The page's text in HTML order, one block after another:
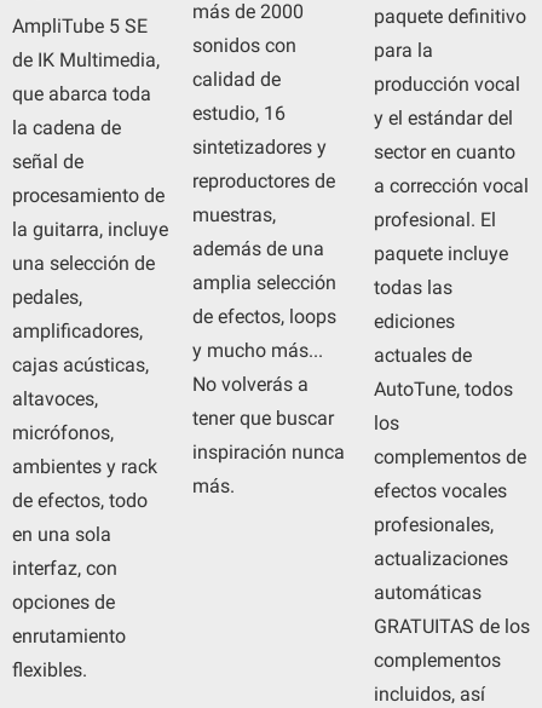
AmpliTube 5 SE
de IK Multimedia,
que abarca toda
la cadena de
señal de
procesamiento de
la guitarra, incluye
una selección de
pedales,
amplificadores,
cajas acústicas,
altavoces,
micrófonos,
ambientes y rack
de efectos, todo
en una sola
interfaz, con
opciones de
enrutamiento
flexibles.
más de 2000
sonidos con
calidad de
estudio, 16
sintetizadores y
reproductores de
muestras,
además de una
amplia selección
de efectos, loops
y mucho más...
No volverás a
tener que buscar
inspiración nunca
más.
paquete definitivo
para la
producción vocal
y el estándar del
sector en cuanto
a corrección vocal
profesional. El
paquete incluye
todas las
ediciones
actuales de
AutoTune, todos
los
complementos de
efectos vocales
profesionales,
actualizaciones
automáticas
GRATUITAS de los
complementos
incluidos, así